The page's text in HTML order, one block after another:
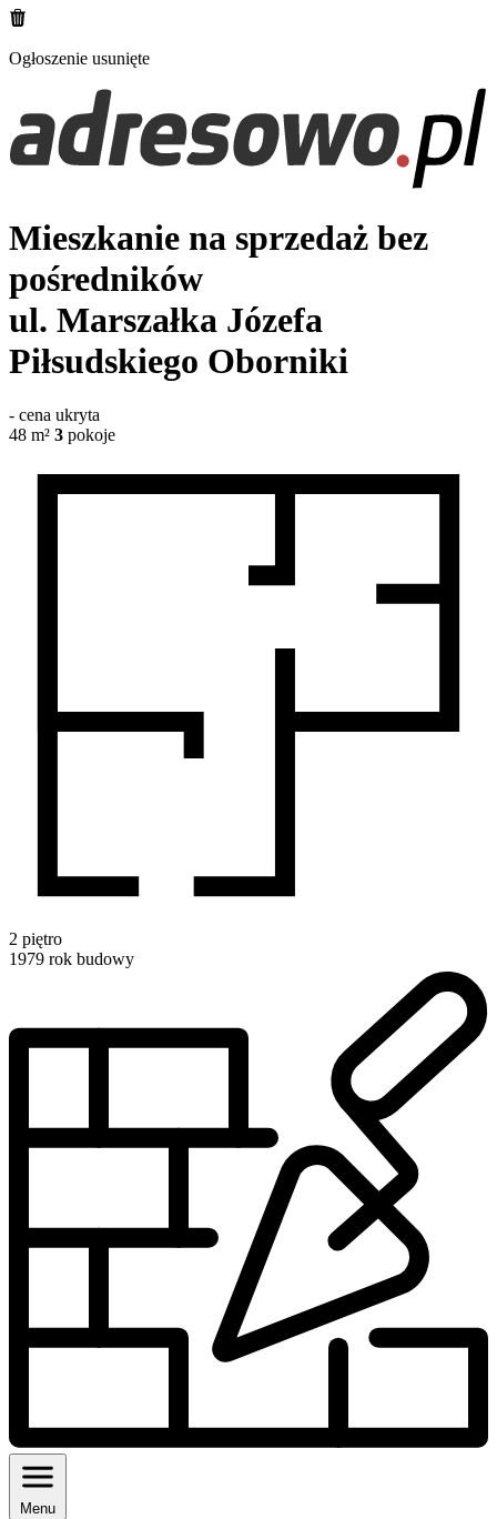
Ogłoszenie usunięte
Mieszkanie na sprzedaż bez
pośredników
ul. Marszałka Józefa
Piłsudskiego Oborniki
- cena ukryta
48 m² 3 pokoje
2 piętro
1979 rok budowy
Menu